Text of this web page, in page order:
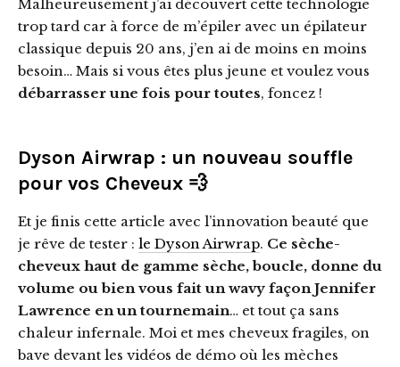
Malheureusement j’ai découvert cette technologie
trop tard car à force de m’épiler avec un épilateur
classique depuis 20 ans, j’en ai de moins en moins
besoin… Mais si vous êtes plus jeune et voulez vous
débarrasser une fois pour toutes, foncez !
Dyson Airwrap : un nouveau souffle
pour vos Cheveux 💨
Et je finis cette article avec l’innovation beauté que
je rêve de tester : le Dyson Airwrap. Ce sèche-
cheveux haut de gamme sèche, boucle, donne du
volume ou bien vous fait un wavy façon Jennifer
Lawrence en un tournemain… et tout ça sans
chaleur infernale. Moi et mes cheveux fragiles, on
bave devant les vidéos de démo où les mèches